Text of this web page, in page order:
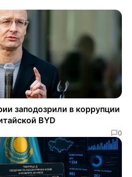
заподозрили в коррупции
BYD
0